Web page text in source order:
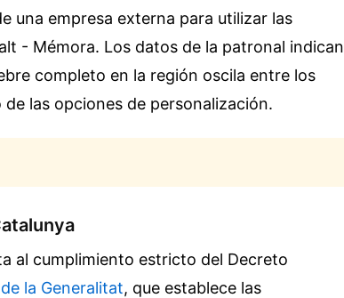
una empresa externa para utilizar las
- Mémora. Los datos de la patronal indican
completo en la región oscila entre los
las opciones de personalización.
al cumplimiento estricto del Decreto
la Generalitat, que establece las